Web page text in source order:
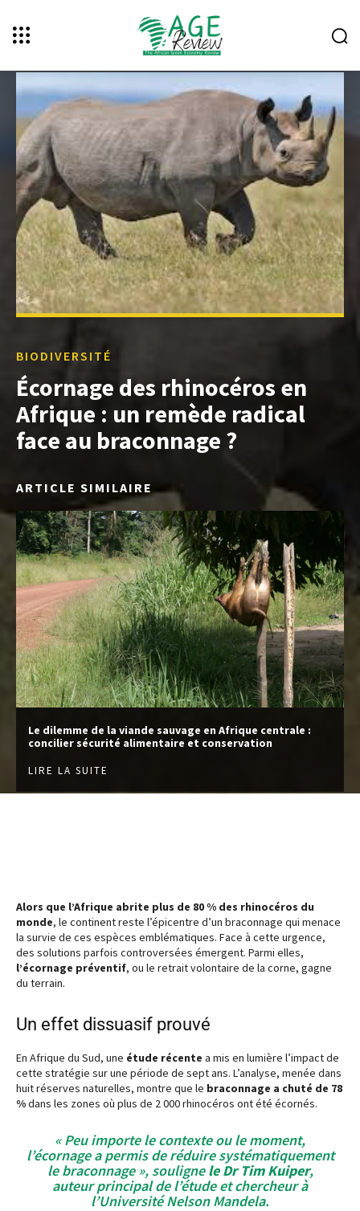
BIODIVERSITÉ
Écornage des rhinocéros en
Afrique : un remède radical
face au braconnage ?
ARTICLE SIMILAIRE
Le dilemme de la viande sauvage en Afrique centrale :
concilier sécurité alimentaire et conservation
LIRE LA SUITE
Alors que l’Afrique abrite plus de 80 % des rhinocéros du
monde, le continent reste l’épicentre d’un braconnage qui menace
la survie de ces espèces emblématiques. Face à cette urgence,
des solutions parfois controversées émergent. Parmi elles,
l’écornage préventif, ou le retrait volontaire de la corne, gagne
du terrain.
Un effet dissuasif prouvé
En Afrique du Sud, une étude récente a mis en lumière l’impact de
cette stratégie sur une période de sept ans. L’analyse, menée dans
huit réserves naturelles, montre que le braconnage a chuté de 78
%dans les zones où plus de 2 000 rhinocéros ont été écornés.
« Peu importe le contexte ou le moment,
l’écornage a permis de réduire systématiquement
le braconnage », soulignele Dr Tim Kuiper,
auteur principal de l’étude et chercheur à
l’Université Nelson Mandela.